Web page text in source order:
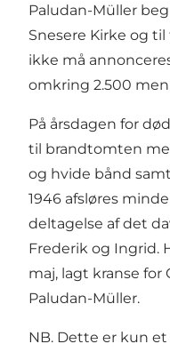
Paludan-Müller
Snesere Kirke og
ikke må
omkring 2.500
På årsdagen for
til brandtomten
og hvide bånd
1946 afsløres
deltagelse af det
Frederik og Ingrid.
maj, lagt kranse for
Paludan-Müller.
NB. Dette er kun